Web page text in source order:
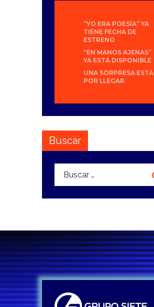
“YO ERA POESÍA” YA
TIENE FECHA DE
ESTRENO
“EN MANOS AJENAS”
YA ESTÁ DISPONIBLE
UNA SORPRESA ESTÁ
POR LLEGAR
Buscar
Buscar: